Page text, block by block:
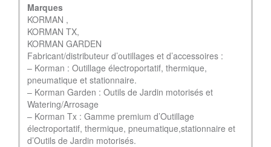
Marques
KORMAN ,
KORMAN TX,
KORMAN GARDEN
Fabricant/distributeur d’outillages et d’accessoires :
– Korman : Outillage électroportatif, thermique,
pneumatique et stationnaire.
– Korman Garden : Outils de Jardin motorisés et
Watering/Arrosage
– Korman Tx : Gamme premium d’Outillage
électroportatif, thermique, pneumatique,stationnaire et
d’Outils de Jardin motorisés.